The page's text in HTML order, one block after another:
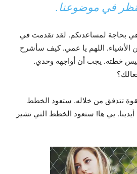
في موضوعنا.
بحاجة لمساعدتكم. لقد تقدمت في
الأشياء. اللهم يا عمي. كيف سأشرح
ليس خطته. يجب أن أواجهه وحدي.
تتدفق من خلاله. ستعود الخطط
أيدينا. يي ها! ستعود الخطط التي تشير